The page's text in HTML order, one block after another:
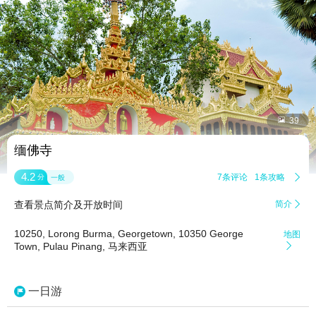
 39
缅佛寺
4.2 分 一般 7条评论 1条攻略 
查看景点简介及开放时间 简介 
10250, Lorong Burma, Georgetown, 10350 George
Town, Pulau Pinang, 马来西亚
地图

一日游
